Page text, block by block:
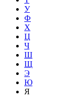
У
Ф
Х
Ц
Ч
Ш
Щ
Э
Ю
Я